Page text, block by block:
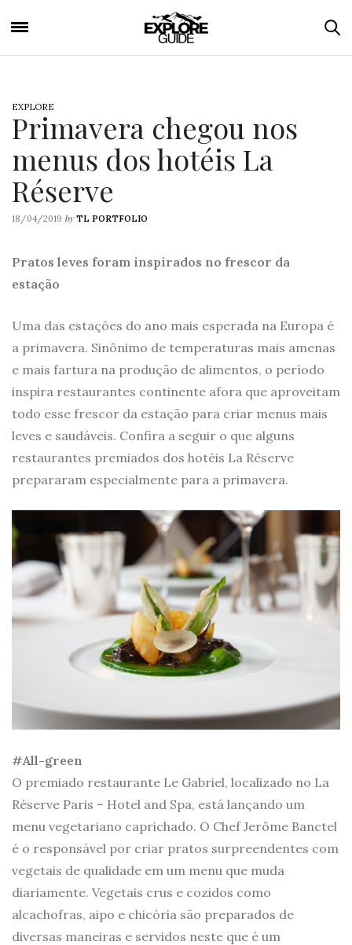
EXPLORE
Primavera chegou nos
menus dos hotéis La
Réserve
18/04/2019 by TL PORTFOLIO
Pratos leves foram inspirados no frescor da
estação
Uma das estações do ano mais esperada na Europa é
a primavera. Sinônimo de temperaturas mais amenas
e mais fartura na produção de alimentos, o período
inspira restaurantes continente afora que aproveitam
todo esse frescor da estação para criar menus mais
leves e saudáveis. Confira a seguir o que alguns
restaurantes premiados dos hotéis La Réserve
prepararam especialmente para a primavera.
#All-green
O premiado restaurante Le Gabriel, localizado no La
Réserve Paris – Hotel and Spa, está lançando um
menu vegetariano caprichado. O Chef Jerôme Banctel
é o responsável por criar pratos surpreendentes com
vegetais de qualidade em um menu que muda
diariamente. Vegetais crus e cozidos como
alcachofras, aipo e chicória são preparados de
diversas maneiras e servidos neste que é um